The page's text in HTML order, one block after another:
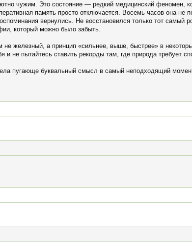
чужим. Это состояние — редкий медицинский феномен,
память просто отключается. Восемь часов она не
вернулись. Не восстановился только тот самый
который можно было забыть.
железный, а принцип «сильнее, выше, быстрее» в
и не пытайтесь ставить рекорды там, где природа требует
пугающе буквальный смысл в самый неподходящий